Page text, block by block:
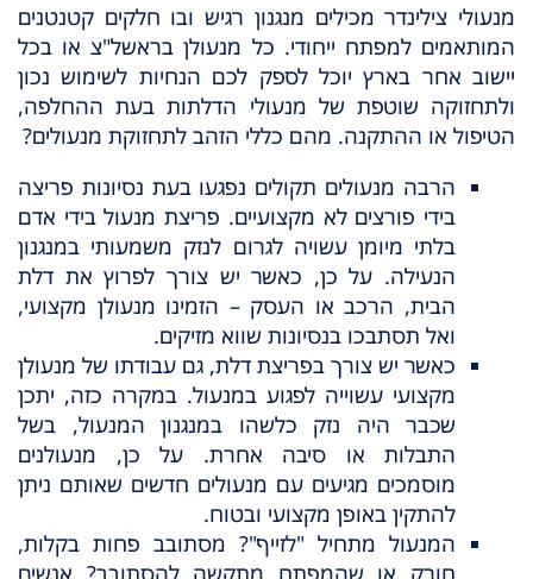
מנעולי צילינדר מכילים מנגנון רגיש ובו חלקים קטנטנים
המותאמים למפתח ייחודי. כל מנעולן בראשל"צ או בכל
יישוב אחר בארץ יוכל לספק לכם הנחיות לשימוש נכון
ולתחזוקה שוטפת של מנעולי הדלתות בעת ההחלפה,
הטיפול או ההתקנה. מהם כללי הזהב לתחזוקת מנעולים?
הרבה מנעולים תקולים נפגעו בעת נסיונות פריצה
בידי פורצים לא מקצועיים. פריצת מנעול בידי אדם
בלתי מיומן עשויה לגרום לנזק משמעותי במנגנון
הנעילה. על כן, כאשר יש צורך לפרוץ את דלת
הבית, הרכב או העסק – הזמינו מנעולן מקצועי,
ואל תסתבכו בנסיונות שווא מזיקים.
כאשר יש צורך בפריצת דלת, גם עבודתו של מנעולן
מקצועי עשוייה לפגוע במנעול. במקרה כזה, יתכן
שכבר היה נזק כלשהו במנגנון המנעול, בשל
התבלות או סיבה אחרת. על כן, מנעולנים
מוסמכים מגיעים עם מנעולים חדשים שאותם ניתן
להתקין באופן מקצועי ובטוח.
המנעול מתחיל "לזייף"? מסתובב פחות בקלות,
חורק או שהמפתח מתקשה להסתובב? אנשים